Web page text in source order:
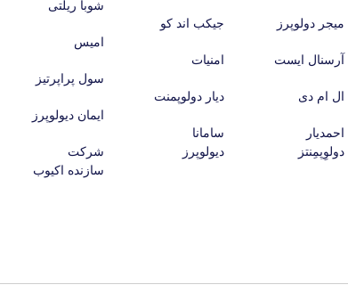
میجر دولوپرز
آرسنال ایست
ال ام دی
احمدیار
دولوِپمِنتز
جیکب اند کو
امنیات
دیار دولوپمنت
سامانا
دیولوپرز
شوبا ریلتی
امیس
سول پراپرتیز
ایمان دیولوپرز
شرکت
سازنده اکیوب